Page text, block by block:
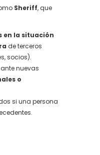
Sheriff, que
en la situación
de terceros
socios).
nuevas
o
si una persona